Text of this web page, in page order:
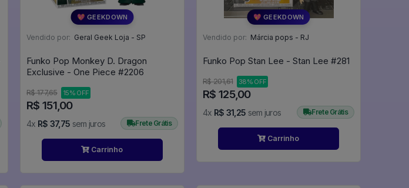
💖 GEEKDOWN
Vendido por: Geral Geek Loja - SP
Funko Pop Monkey D. Dragon
Exclusive - One Piece #2206
R$ 177,65 15% OFF
R$ 151,00
4x R$ 37,75 sem juros Frete Grátis
Carrinho
💖 GEEKDOWN
Vendido por: Márcia pops - RJ
Funko Pop Stan Lee - Stan Lee #281
R$ 201,61 38% OFF
R$ 125,00
4x R$ 31,25 sem juros Frete Grátis
Carrinho